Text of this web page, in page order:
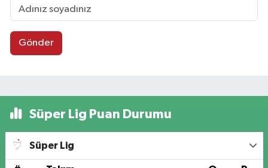
Gönder
Süper Lig Puan Durumu
Süper Lig